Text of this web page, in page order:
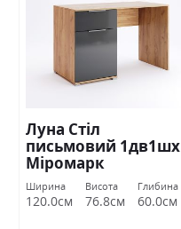
Луна Стіл
письмовий 1дв1шх
Міромарк
Ширина
120.0см
Висота
76.8см
Глибина
60.0см